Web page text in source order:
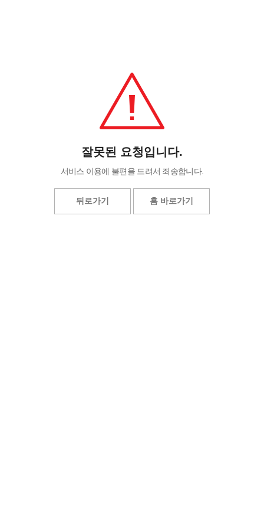
잘못된 요청입니다.
서비스 이용에 불편을 드려서 죄송합니다.
뒤로가기 홈 바로가기